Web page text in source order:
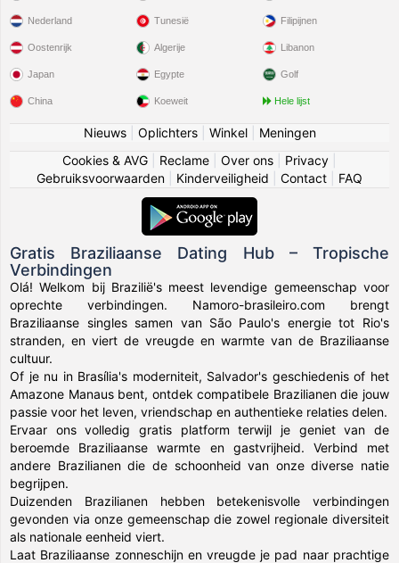
Nederland
Oostenrijk
Japan
China
Tunesië
Algerije
Egypte
Koeweit
Filipijnen
Libanon
Golf
Hele lijst
Nieuws| Oplichters| Winkel| Meningen
Cookies & AVG
Reclame Over ons Privacy
Gebruiksvoorwaarden
Kinderveiligheid Contact FAQ
Gratis Braziliaanse Dating Hub – Tropische
Verbindingen
Olá! Welkom bij Brazilië's meest levendige gemeenschap voor
oprechte verbindingen. Namoro-brasileiro.com brengt
Braziliaanse singles samen van São Paulo's energie tot Rio's
stranden, en viert de vreugde en warmte van de Braziliaanse
cultuur.
Of je nu in Brasília's moderniteit, Salvador's geschiedenis of het
Amazone Manaus bent, ontdek compatibele Brazilianen die jouw
passie voor het leven, vriendschap en authentieke relaties delen.
Ervaar ons volledig gratis platform terwijl je geniet van de
beroemde Braziliaanse warmte en gastvrijheid. Verbind met
andere Brazilianen die de schoonheid van onze diverse natie
begrijpen.
Duizenden Brazilianen hebben betekenisvolle verbindingen
gevonden via onze gemeenschap die zowel regionale diversiteit
als nationale eenheid viert.
Laat Braziliaanse zonneschijn en vreugde je pad naar prachtige